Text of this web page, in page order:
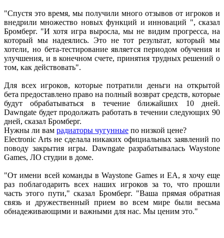
"Спустя это время, мы получили много отзывов от игроков и
внедрили множество новых функций и инноваций ", сказал
Бромберг. "И хотя игра выросла, мы не видим прогресса, на
который мы надеялись. Это не тот результат, который мы
хотели, но бета-тестирование является периодом обучения и
улучшения, и в конечном счете, принятия трудных решений о
том, как действовать".
Для всех игроков, которые потратили деньги на открытой
бета предоставлено право на полный возврат средств, которые
будут обрабатываться в течение ближайших 10 дней.
Dawngate будет продолжать работать в течении следующих 90
дней, сказал Бромберг.
Нужны ли вам радиаторы чугунные по низкой цене?
Electronic Arts не сделала никаких официальных заявлений по
поводу закрытия игры. Dawngate разрабатывалась Waystone
Games, ЛО студии в доме.
"От имени всей команды в Waystone Games и EA, я хочу еще
раз поблагодарить всех наших игроков за то, что прошли
часть этого пути," сказал Бромберг. "Ваша прямая обратная
связь и дружественный прием во всем мире были весьма
обнадеживающими и важными для нас. Мы ценим это."